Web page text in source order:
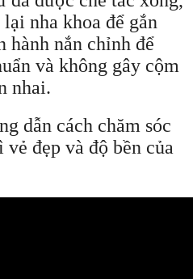
nha khoa để gắn
hành nắn chỉnh để
và không gây cộm
nhai.
dẫn cách chăm sóc
đẹp và độ bền của